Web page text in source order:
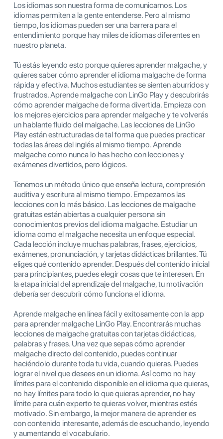
Los idiomas son nuestra forma de comunicarnos. Los
idiomas permiten a la gente entenderse. Pero al mismo
tiempo, los idiomas pueden ser una barrera para el
entendimiento porque hay miles de idiomas diferentes en
nuestro planeta.
Tú estás leyendo esto porque quieres aprender malgache, y
quieres saber cómo aprender el idioma malgache de forma
rápida y efectiva. Muchos estudiantes se sienten aburridos y
frustrados. Aprende malgache con LinGo Play y descubrirás
cómo aprender malgache de forma divertida. Empieza con
los mejores ejercicios para aprender malgache y te volverás
un hablante fluido del malgache. Las lecciones de LinGo
Play están estructuradas de tal forma que puedes practicar
todas las áreas del inglés al mismo tiempo. Aprende
malgache como nunca lo has hecho con lecciones y
exámenes divertidos, pero lógicos.
Tenemos un método único que enseña lectura, compresión
auditiva y escritura al mismo tiempo. Empezamos las
lecciones con lo más básico. Las lecciones de malgache
gratuitas están abiertas a cualquier persona sin
conocimientos previos del idioma malgache. Estudiar un
idioma como el malgache necesita un enfoque especial.
Cada lección incluye muchas palabras, frases, ejercicios,
exámenes, pronunciación, y tarjetas didácticas brillantes. Tú
eliges qué contenido aprender. Después del contenido inicial
para principiantes, puedes elegir cosas que te interesen. En
la etapa inicial del aprendizaje del malgache, tu motivación
debería ser descubrir cómo funciona el idioma.
Aprende malgache en línea fácil y exitosamente con la app
para aprender malgache LinGo Play. Encontrarás muchas
lecciones de malgache gratuitas con tarjetas didácticas,
palabras y frases. Una vez que sepas cómo aprender
malgache directo del contenido, puedes continuar
haciéndolo durante toda tu vida, cuando quieras. Puedes
lograr el nivel que desees en un idioma. Así como no hay
límites para el contenido disponible en el idioma que quieras,
no hay límites para todo lo que quieras aprender, no hay
límite para cuán experto te quieras volver, mientras estés
motivado. Sin embargo, la mejor manera de aprender es
con contenido interesante, además de escuchando, leyendo
y aumentando el vocabulario.